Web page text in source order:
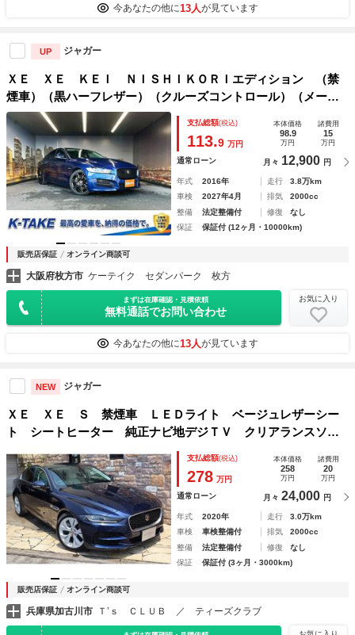
今あなたの他に13人が見ています
UP ジャガー
ＸＥ ＸＥ ＫＥＩ ＮＩＳＨＩＫＯＲＩエディション （禁
煙車）（黒ハーフレザー）（クルーズコントロール）（メーカ
ーナビ）（バックカメラ）（パワーシート）（シートメモリ
ー）（シートヒーター）（ＥＴＣ）（コーナーセンサー）（フ
ォグ）（純正１８インチＡＷ）
支払総額(税込)
113.9 万円
本体価格
98.9
万円
諸費用
15
万円
通常ローン 月々 12,900 円
年式 2016年 走行
3.8万km
車検
2027年4月 排気
2000cc
整備
法定整備付 修復
なし
保証
保証付 (12ヶ月・10000km)
販売店保証 オンライン商談可
大阪府枚方市 ケーテイク セダンパーク 枚方
まずは在庫確認・見積依頼
無料通話でお問い合わせ
お気に入り
今あなたの他に13人が見ています
NEW ジャガー
ＸＥ ＸＥ Ｓ 禁煙車 ＬＥＤライト ベージュレザーシー
ト シートヒーター 純正ナビ地デジＴＶ クリアランスソナ
ー バックカメラ 純正１８インチアルミ ＥＴＣ ドライブ
レコーダー前後 電動ステアリングコラム キーレス
支払総額(税込)
278 万円
本体価格
258
万円
諸費用
20
万円
通常ローン 月々 24,000 円
年式 2020年 走行
3.0万km
車検
車検整備付 排気
2000cc
整備
法定整備付 修復
なし
保証
保証付 (3ヶ月・3000km)
販売店保証 オンライン商談可
兵庫県加古川市 Ｔ’ｓ ＣＬＵＢ ／ ティーズクラブ